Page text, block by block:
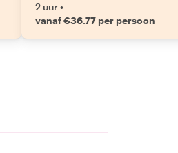
2 uur •
vanaf €36.77 per persoon